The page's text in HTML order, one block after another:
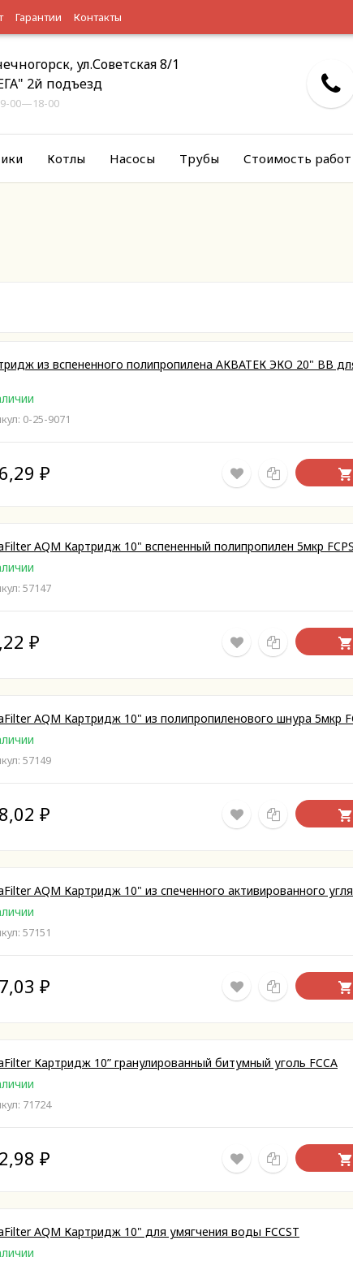
Гарантии Контакты
ул.Советская 8/1
2й подъезд
00—18-00
Котлы Насосы Трубы Стоимость работ
из вспененного полипропилена АКВАТЕК ЭКО 20" BB
0-25-9071
₽
AQM Картридж 10" вспененный полипропилен 5мкр
57147
₽
AQM Картридж 10" из полипропиленового шнура 5мкр
57149
₽
AQM Картридж 10" из спеченного активированного
57151
₽
Картридж 10” гранулированный битумный уголь FCCA
71724
₽
AQM Картридж 10" для умягчения воды FCCST